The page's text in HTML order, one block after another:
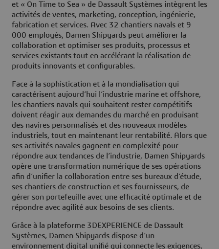
et « On Time to Sea » de Dassault Systèmes intègrent les
activités de ventes, marketing, conception, ingénierie,
fabrication et services. Avec 32 chantiers navals et 9
000 employés, Damen Shipyards peut améliorer la
collaboration et optimiser ses produits, processus et
services existants tout en accélérant la réalisation de
produits innovants et configurables.
Face à la sophistication et à la mondialisation qui
caractérisent aujourd’hui l’industrie marine et offshore,
les chantiers navals qui souhaitent rester compétitifs
doivent réagir aux demandes du marché en produisant
des navires personnalisés et des nouveaux modèles
industriels, tout en maintenant leur rentabilité. Alors que
ses activités navales gagnent en complexité pour
répondre aux tendances de l’industrie, Damen Shipyards
opère une transformation numérique de ses opérations
afin d’unifier la collaboration entre ses bureaux d’étude,
ses chantiers de construction et ses fournisseurs, de
gérer son portefeuille avec une efficacité optimale et de
répondre avec agilité aux besoins de ses clients.
Grâce à la plateforme 3DEXPERIENCE de Dassault
Systèmes, Damen Shipyards dispose d’un
environnement digital unifié qui connecte les exigences,